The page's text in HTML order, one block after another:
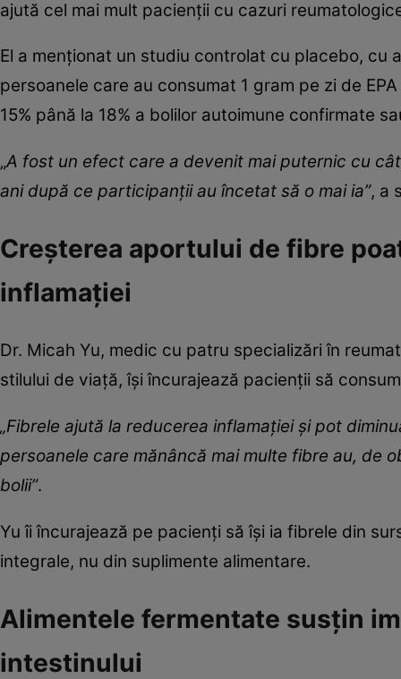
ajută cel mai mult pacienții cu cazuri
El a menționat un studiu controlat cu placebo,
persoanele care au consumat 1 gram pe zi de
15% până la 18% a bolilor autoimune confirmate
„A fost un efect care a devenit mai puternic cu
ani după ce participanții au încetat să o mai ia”, a
Creșterea aportului de fibre
inflamației
Dr. Micah Yu, medic cu patru specializări în
stilului de viață, își încurajează pacienții să
„Fibrele ajută la reducerea inflamației și pot
persoanele care mănâncă mai multe fibre au, de
bolii”.
Yu îi încurajează pe pacienți să își ia fibrele din
integrale, nu din suplimente alimentare.
Alimentele fermentate susțin
intestinului